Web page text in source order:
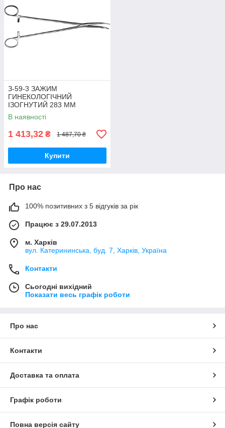
З-59-3 ЗАЖИМ
ГИНЕКОЛОГІЧНИЙ
ІЗОГНУТИЙ 283 ММ
В наявності
1 413,32 ₴ 1 487,70 ₴
Купити
Про нас
100% позитивних з 5 відгуків за рік
Працює з 29.07.2013
м. Харків
вул. Катерининська, буд. 7, Харків, Україна
Контакти
Сьогодні вихідний
Показати весь графік роботи
Про нас
Контакти
Доставка та оплата
Графік роботи
Повна версія сайту